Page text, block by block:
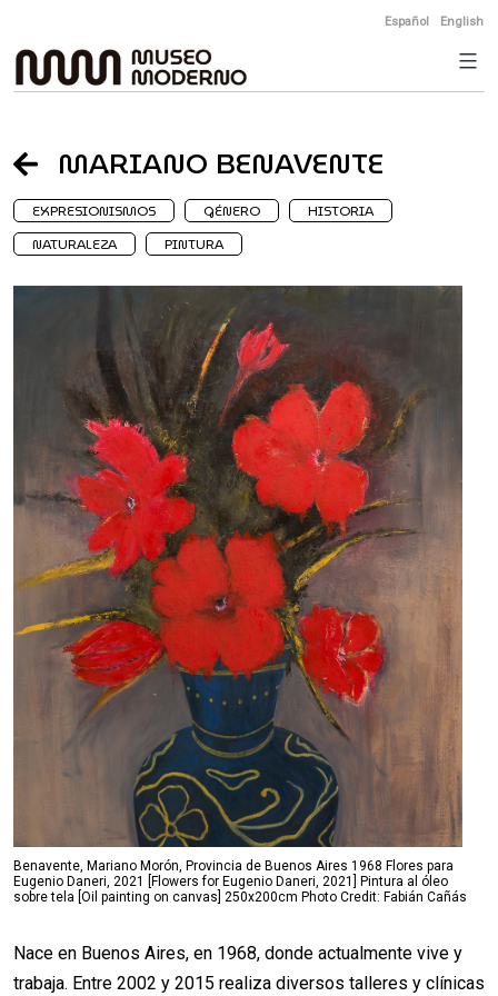
to
content
Español English
MARIANO BENAVENTE
EXPRESIONISMOS GÉNERO
HISTORIA
NATURALEZA
PINTURA
Benavente, Mariano Morón, Provincia de Buenos Aires 1968 Flores para
Eugenio Daneri, 2021 [Flowers for Eugenio Daneri, 2021] Pintura al óleo
sobre tela [Oil painting on canvas] 250x200cm Photo Credit: Fabián Cañás
Nace en Buenos Aires, en 1968, donde actualmente vive y
trabaja. Entre 2002 y 2015 realiza diversos talleres y clínicas